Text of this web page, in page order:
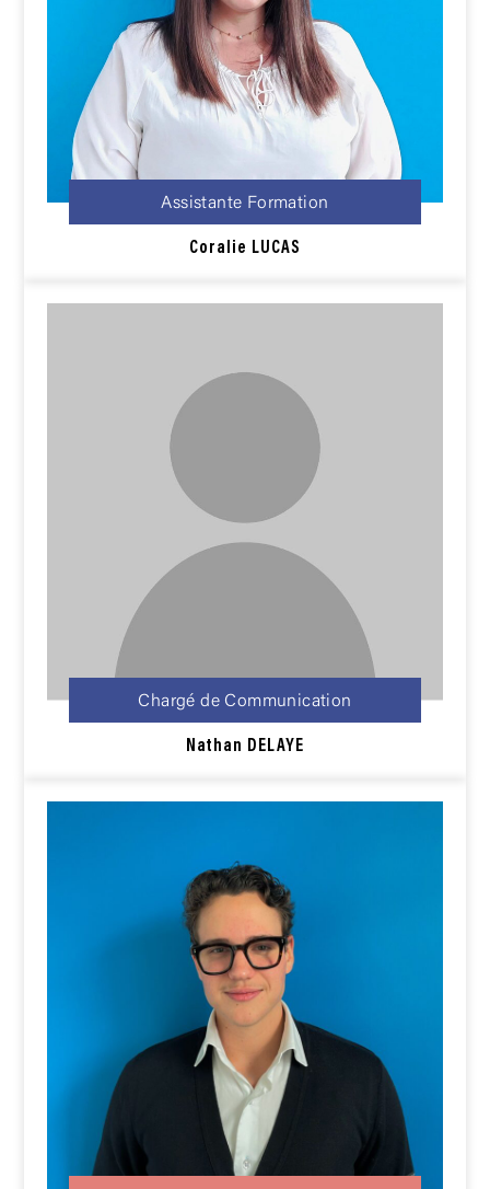
Assistante Formation
Coralie LUCAS
Chargé de Communication
Nathan DELAYE